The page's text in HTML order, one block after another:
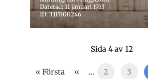
Daterad: 11 januari 1913
ID: TJFR00246
Sida 4 av 12
« Första « ... 2 3